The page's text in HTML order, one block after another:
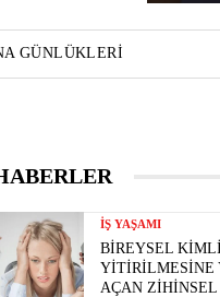
GÜNLÜKLERI
İŞ YAŞAMI
BIREYSEL
YITIRILMESINE
AÇAN ZIHINSEL